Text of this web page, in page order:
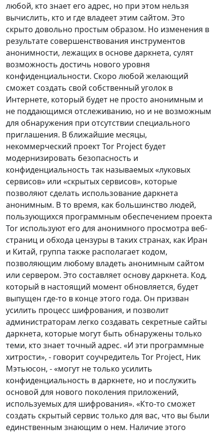
любой, кто знает его адрес, но при этом нельзя
вычислить, кто и где владеет этим сайтом. Это
скрыто довольно простым образом. Но изменения в
результате совершенствования инструментов
анонимности, лежащих в основе даркнета, сулят
возможность достичь нового уровня
конфиденциальности. Скоро любой желающий
сможет создать свой собственный уголок в
Интернете, который будет не просто анонимным и
не поддающимся отслеживанию, но и не возможным
для обнаружения при отсутствии специального
приглашения. В ближайшие месяцы,
некоммерческий проект Tor Project будет
модернизировать безопасность и
конфиденциальность так называемых «луковых
сервисов» или «скрытых сервисов», которые
позволяют сделать использование даркнета
анонимным. В то время, как большинство людей,
пользующихся программным обеспечением проекта
Tor используют его для анонимного просмотра веб-
страниц и обхода цензуры в таких странах, как Иран
и Китай, группа также располагает кодом,
позволяющим любому владеть анонимным сайтом
или сервером. Это составляет основу даркнета. Код,
который в настоящий момент обновляется, будет
выпущен где-то в конце этого года. Он призван
усилить процесс шифрования, и позволит
администраторам легко создавать секретные сайты
даркнета, которые могут быть обнаружены только
теми, кто знает точный адрес. «И эти программные
хитрости», - говорит соучредитель Tor Project, Ник
Мэтьюсон, - «могут не только усилить
конфиденциальность в даркнете, но и послужить
основой для нового поколения приложений,
используемых для шифрования». «Кто-то сможет
создать скрытый сервис только для вас, что вы были
единственным знающим о нем. Наличие этого